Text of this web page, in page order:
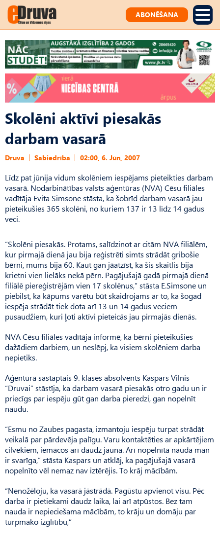
ABONĒŠANA
Skolēni aktīvi piesakās
darbam vasarā
Druva Sabiedrība 02:00, 6. Jūn, 2007
Līdz pat jūnija vidum skolēniem iespējams pieteikties darbam
vasarā. Nodarbinātības valsts aģentūras (NVA) Cēsu filiāles
vadītāja Evita Simsone stāsta, ka šobrīd darbam vasarā jau
pieteikušies 365 skolēni, no kuriem 137 ir 13 līdz 14 gadus
veci.
“Skolēni piesakās. Protams, salīdzinot ar citām NVA filiālēm,
kur pirmajā dienā jau bija reģistrēti simts strādāt gribošie
bērni, mums bija 60. Kaut gan jāatzīst, ka šis skaitlis bija
krietni vien lielāks nekā pērn. Pagājušajā gadā pirmajā dienā
filiālē piereģistrējām vien 17 skolēnus,” stāsta E.Simsone un
piebilst, ka kāpums varētu būt skaidrojams ar to, ka šogad
iespēja strādāt tiek dota arī 13 un 14 gadus veciem
pusaudžiem, kuri ļoti aktīvi pieteicās jau pirmajās dienās.
NVA Cēsu filiāles vadītāja informē, ka bērni pieteikušies
dažādiem darbiem, un neslēpj, ka visiem skolēniem darba
nepietiks.
Aģentūrā sastaptais 9. klases absolvents Kaspars Vilnis
“Druvai” stāstīja, ka darbam vasarā piesakās otro gadu un ir
priecīgs par iespēju gūt gan darba pieredzi, gan nopelnīt
naudu.
“Esmu no Zaubes pagasta, izmantoju iespēju turpat strādāt
veikalā par pārdevēja palīgu. Varu kontaktēties ar apkārtējiem
cilvēkiem, iemācos arī daudz jauna. Arī nopelnītā nauda man
ir svarīga,” stāsta Kaspars un atklāj, ka pagājušajā vasarā
nopelnīto vēl nemaz nav iztērējis. To krāj mācībām.
“Nenožēloju, ka vasarā jāstrādā. Pagūstu apvienot visu. Pēc
darba ir pietiekami daudz laika, lai arī atpūstos. Bez tam
nauda ir nepieciešama mācībām, to krāju un domāju par
turpmāko izglītību,”